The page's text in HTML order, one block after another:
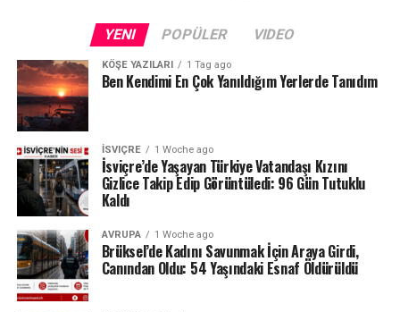
YENI POPÜLER VIDEO
KÖŞE YAZILARI 1 Tag ago
Ben Kendimi En Çok Yanıldığım Yerlerde Tanıdım
İSVIÇRE 1 Woche ago
İsviçre’de Yaşayan Türkiye Vatandaşı Kızını
Gizlice Takip Edip Görüntüledi: 96 Gün Tutuklu
Kaldı
AVRUPA 1 Woche ago
Brüksel’de Kadını Savunmak İçin Araya Girdi,
Canından Oldu: 54 Yaşındaki Esnaf Öldürüldü